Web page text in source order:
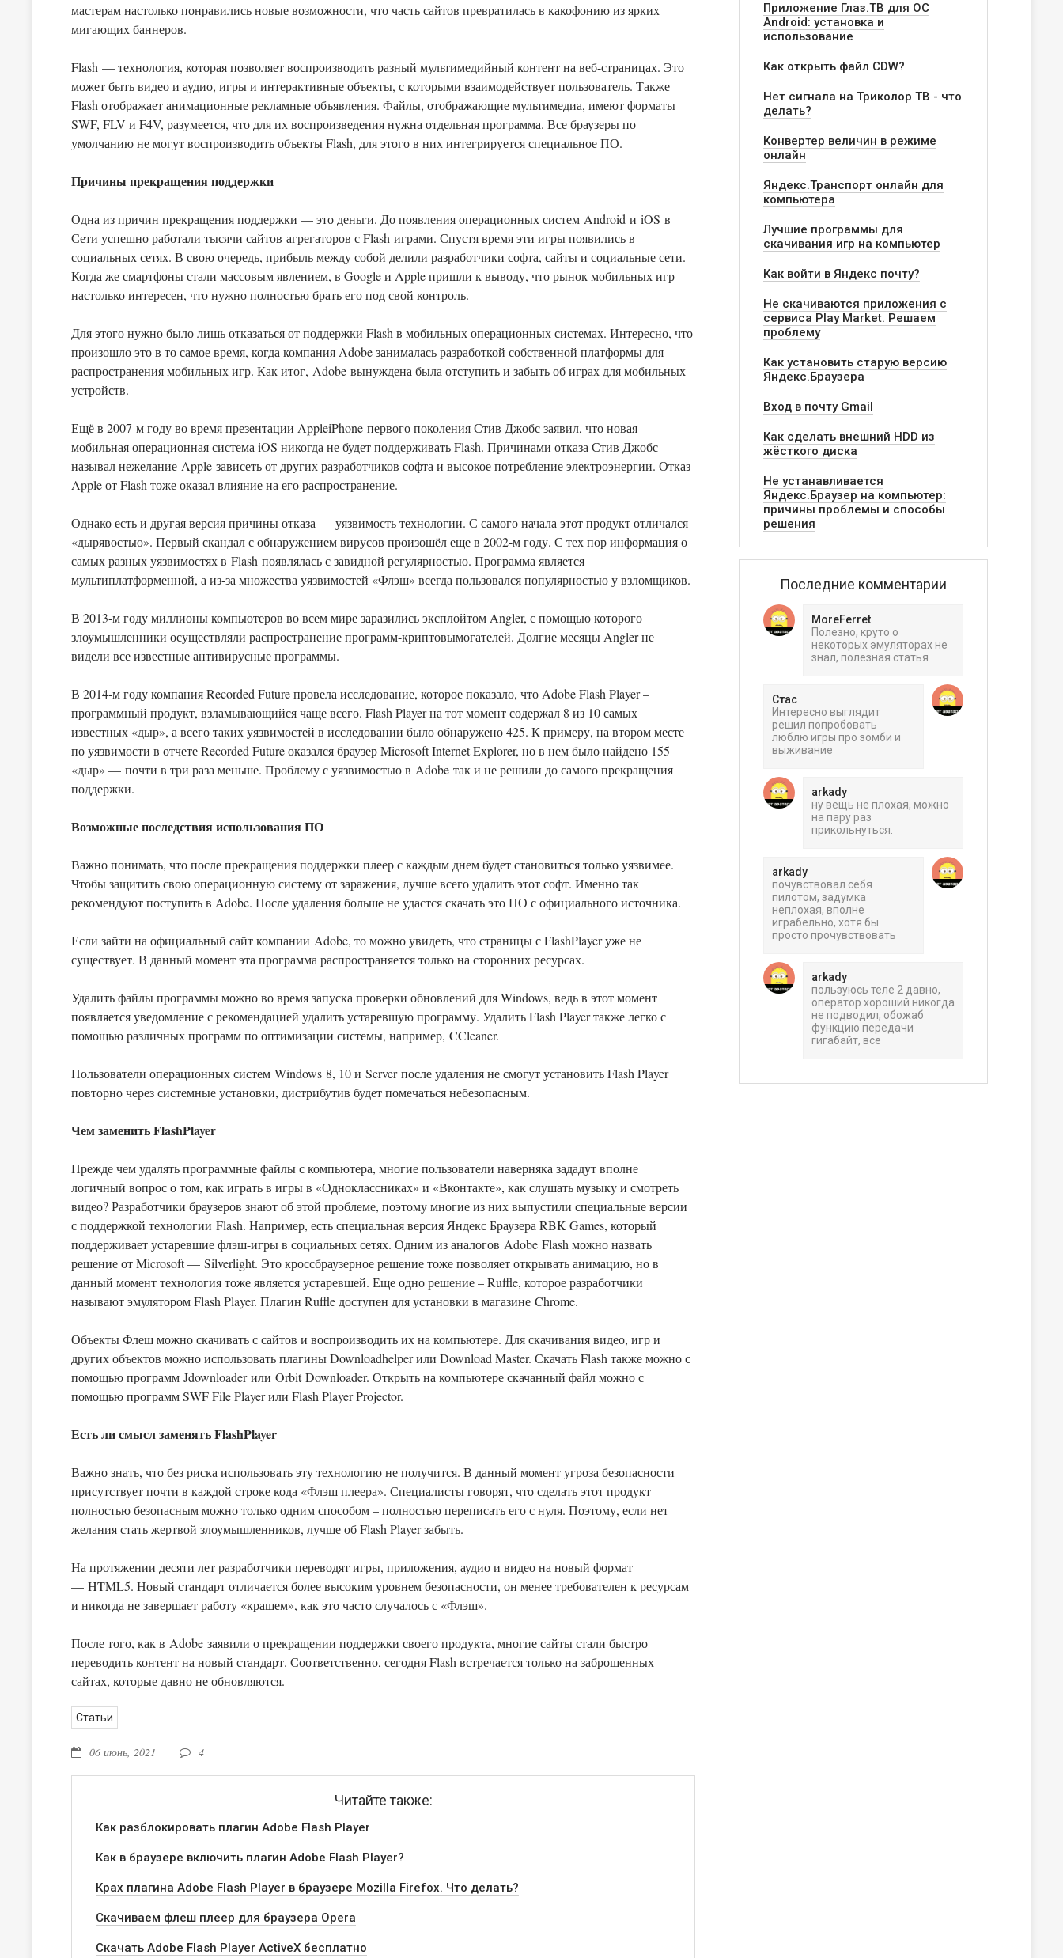
мастерам настолько понравились новые возможности, что часть сайтов превратилась в какофонию из ярких
мигающих баннеров.
Flash — технология, которая позволяет воспроизводить разный мультимедийный контент на веб-страницах. Это
может быть видео и аудио, игры и интерактивные объекты, с которыми взаимодействует пользователь. Также
Flash отображает анимационные рекламные объявления. Файлы, отображающие мультимедиа, имеют форматы
SWF, FLV и F4V, разумеется, что для их воспроизведения нужна отдельная программа. Все браузеры по
умолчанию не могут воспроизводить объекты Flash, для этого в них интегрируется специальное ПО.
Причины прекращения поддержки
Одна из причин прекращения поддержки — это деньги. До появления операционных систем Android и iOS в
Сети успешно работали тысячи сайтов-агрегаторов с Flash-играми. Спустя время эти игры появились в
социальных сетях. В свою очередь, прибыль между собой делили разработчики софта, сайты и социальные сети.
Когда же смартфоны стали массовым явлением, в Google и Apple пришли к выводу, что рынок мобильных игр
настолько интересен, что нужно полностью брать его под свой контроль.
Для этого нужно было лишь отказаться от поддержки Flash в мобильных операционных системах. Интересно, что
произошло это в то самое время, когда компания Adobe занималась разработкой собственной платформы для
распространения мобильных игр. Как итог, Adobe вынуждена была отступить и забыть об играх для мобильных
устройств.
Ещё в 2007-м году во время презентации AppleiPhone первого поколения Стив Джобс заявил, что новая
мобильная операционная система iOS никогда не будет поддерживать Flash. Причинами отказа Стив Джобс
называл нежелание Apple зависеть от других разработчиков софта и высокое потребление электроэнергии. Отказ
Apple от Flash тоже оказал влияние на его распространение.
Однако есть и другая версия причины отказа — уязвимость технологии. С самого начала этот продукт отличался
«дырявостью». Первый скандал с обнаружением вирусов произошёл еще в 2002-м году. С тех пор информация о
самых разных уязвимостях в Flash появлялась с завидной регулярностью. Программа является
мультиплатформенной, а из-за множества уязвимостей «Флэш» всегда пользовался популярностью у взломщиков.
В 2013-м году миллионы компьютеров во всем мире заразились эксплойтом Angler, с помощью которого
злоумышленники осуществляли распространение программ-криптовымогателей. Долгие месяцы Angler не
видели все известные антивирусные программы.
В 2014-м году компания Recorded Future провела исследование, которое показало, что Adobe Flash Player –
программный продукт, взламывающийся чаще всего. Flash Player на тот момент содержал 8 из 10 самых
известных «дыр», а всего таких уязвимостей в исследовании было обнаружено 425. К примеру, на втором месте
по уязвимости в отчете Recorded Future оказался браузер Microsoft Internet Explorer, но в нем было найдено 155
«дыр» — почти в три раза меньше. Проблему с уязвимостью в Adobe так и не решили до самого прекращения
поддержки.
Возможные последствия использования ПО
Важно понимать, что после прекращения поддержки плеер с каждым днем будет становиться только уязвимее.
Чтобы защитить свою операционную систему от заражения, лучше всего удалить этот софт. Именно так
рекомендуют поступить в Adobe. После удаления больше не удастся скачать это ПО с официального источника.
Если зайти на официальный сайт компании Adobe, то можно увидеть, что страницы с FlashPlayer уже не
существует. В данный момент эта программа распространяется только на сторонних ресурсах.
Удалить файлы программы можно во время запуска проверки обновлений для Windows, ведь в этот момент
появляется уведомление с рекомендацией удалить устаревшую программу. Удалить Flash Player также легко с
помощью различных программ по оптимизации системы, например, CCleaner.
Пользователи операционных систем Windows 8, 10 и Server после удаления не смогут установить Flash Player
повторно через системные установки, дистрибутив будет помечаться небезопасным.
Чем заменить FlashPlayer
Прежде чем удалять программные файлы с компьютера, многие пользователи наверняка зададут вполне
логичный вопрос о том, как играть в игры в «Одноклассниках» и «Вконтакте», как слушать музыку и смотреть
видео? Разработчики браузеров знают об этой проблеме, поэтому многие из них выпустили специальные версии
с поддержкой технологии Flash. Например, есть специальная версия Яндекс Браузера RBK Games, который
поддерживает устаревшие флэш-игры в социальных сетях. Одним из аналогов Adobe Flash можно назвать
решение от Microsoft — Silverlight. Это кроссбраузерное решение тоже позволяет открывать анимацию, но в
данный момент технология тоже является устаревшей. Еще одно решение – Ruffle, которое разработчики
называют эмулятором Flash Player. Плагин Ruffle доступен для установки в магазине Chrome.
Объекты Флеш можно скачивать с сайтов и воспроизводить их на компьютере. Для скачивания видео, игр и
других объектов можно использовать плагины Downloadhelper или Download Master. Скачать Flash также можно с
помощью программ Jdownloader или Orbit Downloader. Открыть на компьютере скачанный файл можно с
помощью программ SWF File Player или Flash Player Projector.
Есть ли смысл заменять FlashPlayer
Важно знать, что без риска использовать эту технологию не получится. В данный момент угроза безопасности
присутствует почти в каждой строке кода «Флэш плеера». Специалисты говорят, что сделать этот продукт
полностью безопасным можно только одним способом – полностью переписать его с нуля. Поэтому, если нет
желания стать жертвой злоумышленников, лучше об Flash Player забыть.
На протяжении десяти лет разработчики переводят игры, приложения, аудио и видео на новый формат
— HTML5. Новый стандарт отличается более высоким уровнем безопасности, он менее требователен к ресурсам
и никогда не завершает работу «крашем», как это часто случалось с «Флэш».
После того, как в Adobe заявили о прекращении поддержки своего продукта, многие сайты стали быстро
переводить контент на новый стандарт. Соответственно, сегодня Flash встречается только на заброшенных
сайтах, которые давно не обновляются.
Статьи
06 июнь, 2021 4
Читайте также:
Как разблокировать плагин Adobe Flash Player
Как в браузере включить плагин Adobe Flash Player?
Крах плагина Adobe Flash Player в браузере Mozilla Firefox. Что делать?
Скачиваем флеш плеер для браузера Opera
Скачать Adobe Flash Player ActiveX бесплатно
Приложение Глаз.ТВ для ОС
Android: установка и
использование
Как открыть файл CDW?
Нет сигнала на Триколор ТВ - что
делать?
Конвертер величин в режиме
онлайн
Яндекс.Транспорт онлайн для
компьютера
Лучшие программы для
скачивания игр на компьютер
Как войти в Яндекс почту?
Не скачиваются приложения с
сервиса Play Market. Решаем
проблему
Как установить старую версию
Яндекс.Браузера
Вход в почту Gmail
Как сделать внешний HDD из
жёсткого диска
Не устанавливается
Яндекс.Браузер на компьютер:
причины проблемы и способы
решения
Последние комментарии
MoreFerret
Полезно, круто о
некоторых эмуляторах не
знал, полезная статья
Стас
Интересно выглядит
решил попробовать
люблю игры про зомби и
выживание
arkady
ну вещь не плохая, можно
на пару раз
прикольнуться.
arkady
почувствовал себя
пилотом, задумка
неплохая, вполне
играбельно, хотя бы
просто прочувствовать
arkady
пользуюсь теле 2 давно,
оператор хороший никогда
не подводил, обожаб
функцию передачи
гигабайт, все